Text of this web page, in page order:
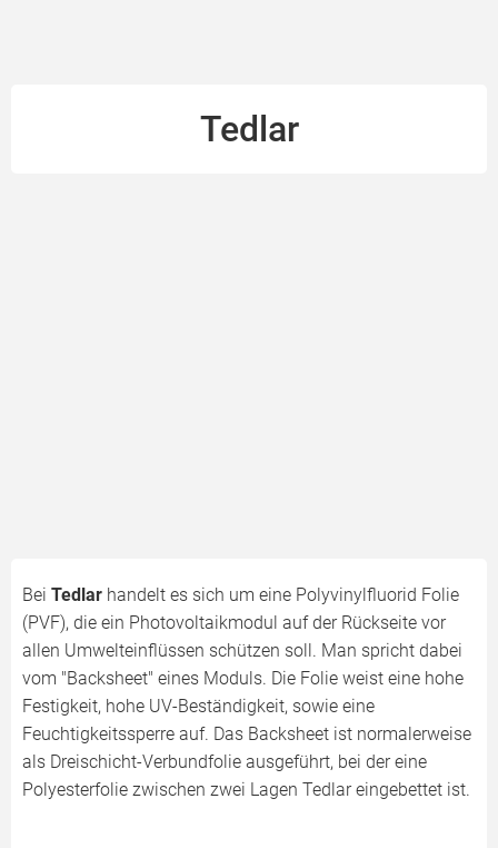
Tedlar
Bei Tedlar handelt es sich um eine Polyvinylfluorid Folie
(PVF), die ein Photovoltaikmodul auf der Rückseite vor
allen Umwelteinflüssen schützen soll. Man spricht dabei
vom "Backsheet" eines Moduls. Die Folie weist eine hohe
Festigkeit, hohe UV-Beständigkeit, sowie eine
Feuchtigkeitssperre auf. Das Backsheet ist normalerweise
als Dreischicht-Verbundfolie ausgeführt, bei der eine
Polyesterfolie zwischen zwei Lagen Tedlar eingebettet ist.